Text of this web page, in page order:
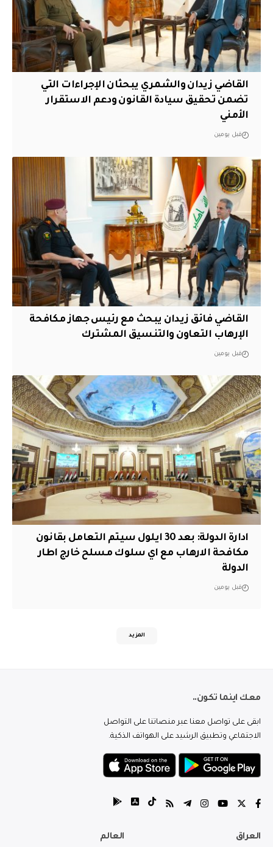
القاضي زيدان والشمري يبحثان الإجراءات التي
تضمن تحقيق سيادة القانون ودعم الاستقرار
الأمني
قبل يومين
القاضي فائق زيدان يبحث مع رئيس جهاز مكافحة
الإرهاب التعاون والتنسيق المشترك
قبل يومين
ادارة الدولة: بعد 30 ايلول سيتم التعامل بقانون
مكافحة الارهاب مع اي سلوك مسلح خارج اطار
الدولة
قبل يومين
المزيد
معك اينما تكون..
ابقى على تواصل معنا عبر منصاتنا على التواصل
الاجتماعي وتطبيق الرشيد على الهواتف الذكية.
العراق العالم